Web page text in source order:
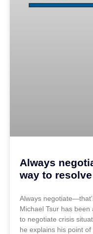
Always
way to
Always
Michael Tsur has
to negotiate crisis
he explains his point